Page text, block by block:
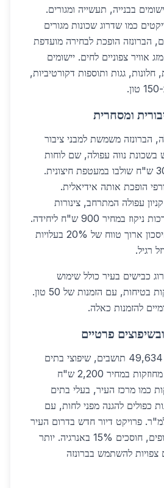
בבנייה, תעשייה ומגורים.
פרויקטים כמו שדרוג שכונות מגורים
הברונזה הופכת לבחירה מועדפת
אוויר צפוניים לחים. יישומים
חלונות, גגות ותוספות דקורטיביות,
ומסחרית
הברונזה משמשת למבני ציבור
בשכונת נווה עפולה, שם לוחות
ברונזה בשווי 300,000 ש"ח שולבו במעטפת חיצונית.
הופכת אותה אידיאלית.
עפולה המתרחב, צינורות
ברונזה משמשים למערכות ניקוז במחיר 900 ש"ח ליחידה.
קבלנים מדווחים על חיסכון ארוך טווח של 20% בעלויות
רגיל.
שדרוג כבישים בעיר כולל שימוש
בטיחות, עם הזמנות של 50 טון.
להזמנות כאלה.
פרטיים
במגורים, בעפולה עם 49,634 תושבים, שיפוצי בתים
כוללים דלתות ברונזה מחוזקות במחיר 2,200 ש"ח
כמו מרכז העיר, בעלי בתים
כפולים להגנה מפני לחות, עם
750 ש"ח למ"ר. פרויקט דיור חדש בדרום העיר
משלב גגות ברונזה מצופים, חוסכים 15% באנרגיה. יותר
צפויות להשתמש בברונזה